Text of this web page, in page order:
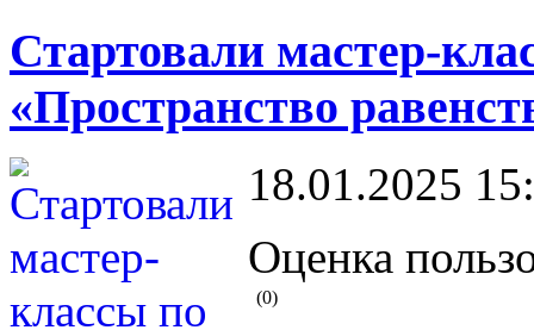
Стартовали мастер-
«Пространство
18.01.2025
Оценка
(0)